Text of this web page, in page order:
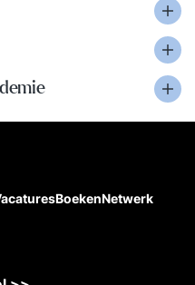
BoekenNetwerk